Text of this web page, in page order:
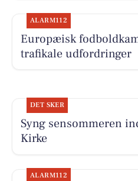
ALARM112
Europæisk
trafikale udfordringer
DET SKER
Syng sensommeren
Kirke
ALARM112